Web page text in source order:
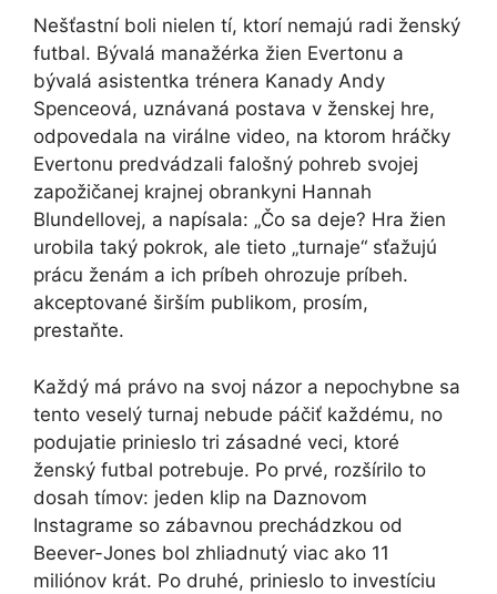
Nešťastní boli nielen tí, ktorí nemajú radi ženský
futbal. Bývalá manažérka žien Evertonu a
bývalá asistentka trénera Kanady Andy
Spenceová, uznávaná postava v ženskej hre,
odpovedala na virálne video, na ktorom hráčky
Evertonu predvádzali falošný pohreb svojej
zapožičanej krajnej obrankyni Hannah
Blundellovej, a napísala: „Čo sa deje? Hra žien
urobila taký pokrok, ale tieto „turnaje“ sťažujú
prácu ženám a ich príbeh ohrozuje príbeh.
akceptované širším publikom, prosím,
prestaňte.
Každý má právo na svoj názor a nepochybne sa
tento veselý turnaj nebude páčiť každému, no
podujatie prinieslo tri zásadné veci, ktoré
ženský futbal potrebuje. Po prvé, rozšírilo to
dosah tímov: jeden klip na Daznovom
Instagrame so zábavnou prechádzkou od
Beever-Jones bol zhliadnutý viac ako 11
miliónov krát. Po druhé, prinieslo to investíciu